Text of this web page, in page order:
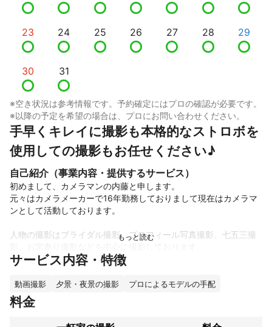
23 24 25 26 27 28 29
30 31
※空き状況は参考情報です。予約確定にはプロの確認が必要です。
※以降の予定を希望の場合は、プロにお問い合わせください。
手早くキレイに撮影も本格的なストロボを
使用しての撮影もお任せください♪
自己紹介（事業内容・提供するサービス）
初めまして、カメラマンの内藤と申します。
元々はカメラメーカーで16年勤務しておりまして現在はカメラマ
ンとして活動しております。
人物の撮影はブライダル撮影、プロフィール写真撮影、七五三撮
す。
ご希望があれば合った撮影をいたしますのでぜひお聞かせくださ
サービス内容・特徴
動画撮影 夕景・夜景の撮影 プロによるモデルの手配
料金